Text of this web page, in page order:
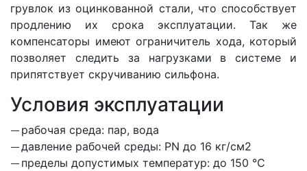
грувлок из оцинкованной стали, что способствует
продлению их срока эксплуатации. Так же
компенсаторы имеют ограничитель хода, который
позволяет следить за нагрузками в системе и
припятствует скручиванию сильфона.
Условия эксплуатации
рабочая среда: пар, вода
давление рабочей среды: PN до 16 кг/см2
пределы допустимых температур: до 150 °С